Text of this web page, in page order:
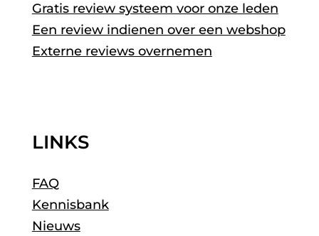
Gratis review systeem voor onze leden
Een review indienen over een webshop
Externe reviews overnemen
LINKS
FAQ
Kennisbank
Nieuws